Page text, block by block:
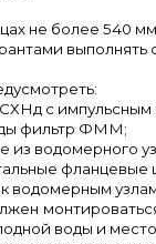
не более 540
выполнять
с
фильтр ФММ;
из водомерного
фланцевые
водомерным
воды и